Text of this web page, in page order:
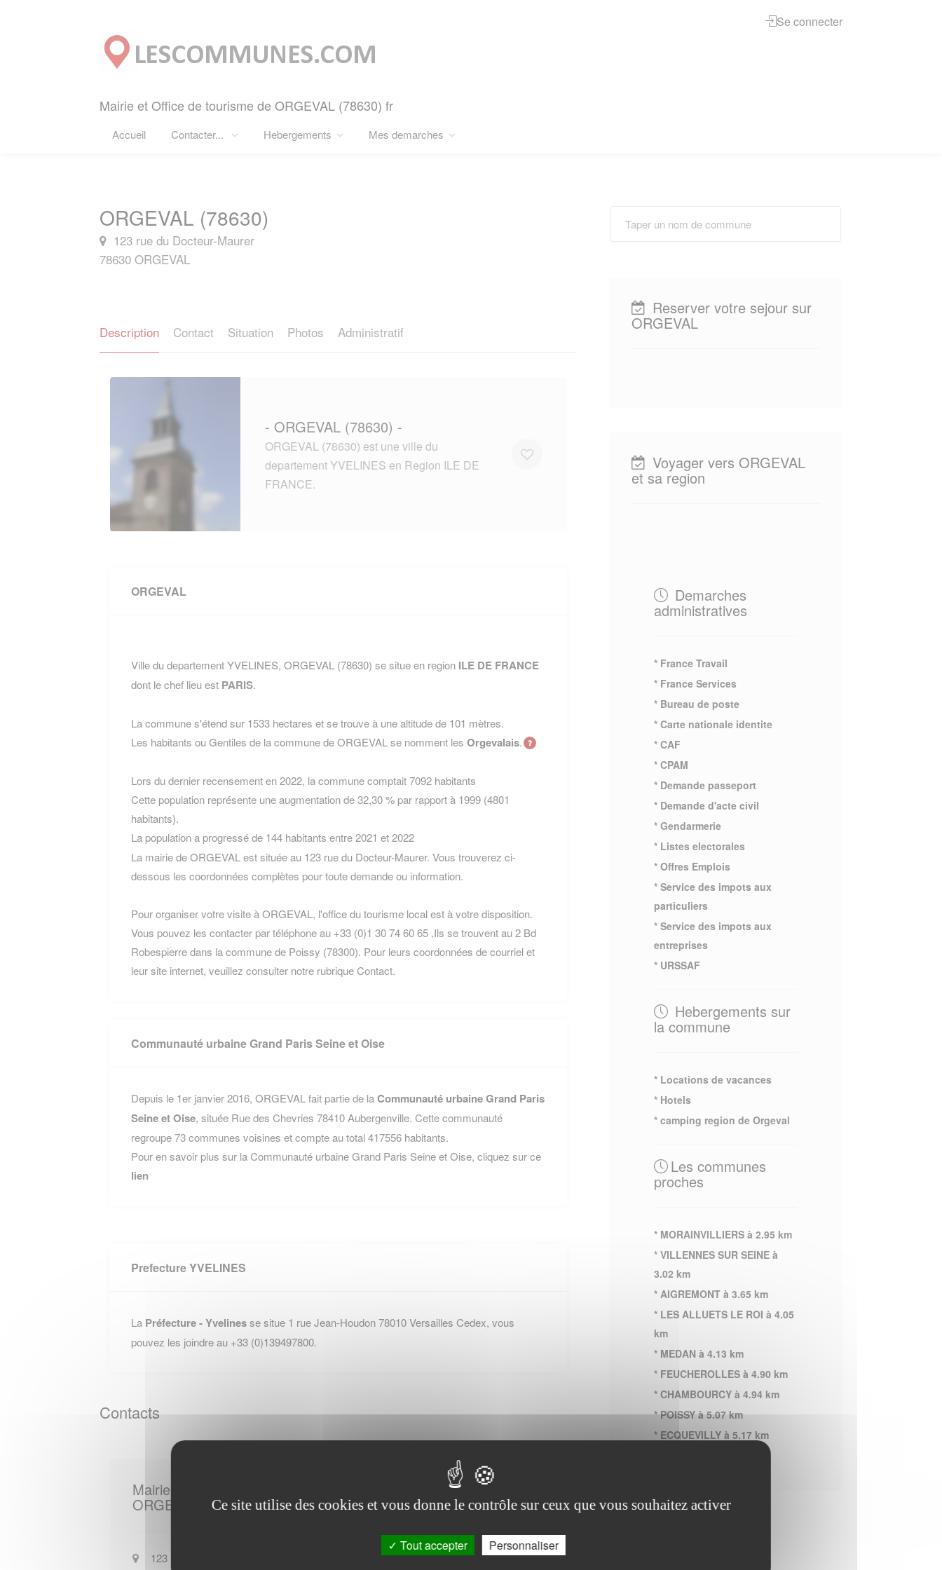
Mairie et Office de tourisme de ORGEVAL (78630) fr
Accueil Contacter... Hebergements Mes demarches
Se connecter
ORGEVAL (78630)
123 rue du Docteur-Maurer
78630 ORGEVAL
Description Contact Situation Photos Administratif
- ORGEVAL (78630) -
ORGEVAL (78630) est une ville du
departement YVELINES en Region ILE DE
FRANCE.
ORGEVAL
Ville du departement YVELINES, ORGEVAL (78630) se situe en region ILE DE FRANCE
dont le chef lieu est PARIS.
La commune s'étend sur 1533 hectares et se trouve à une altitude de 101 mètres.
Les habitants ou Gentiles de la commune de ORGEVAL se nomment les Orgevalais.
Lors du dernier recensement en 2022, la commune comptait 7092 habitants
Cette population représente une augmentation de 32,30 % par rapport à 1999 (4801
habitants).
La population a progressé de 144 habitants entre 2021 et 2022
La mairie de ORGEVAL est située au 123 rue du Docteur-Maurer. Vous trouverez ci-
dessous les coordonnées complètes pour toute demande ou information.
Pour organiser votre visite à ORGEVAL, l'office du tourisme local est à votre disposition.
Vous pouvez les contacter par téléphone au +33 (0)1 30 74 60 65 .Ils se trouvent au 2 Bd
Robespierre dans la commune de Poissy (78300). Pour leurs coordonnées de courriel et
leur site internet, veuillez consulter notre rubrique Contact.
Communauté urbaine Grand Paris Seine et Oise
Depuis le 1er janvier 2016, ORGEVAL fait partie de laCommunauté urbaine Grand Paris
Seine et Oise, située Rue des Chevries 78410 Aubergenville. Cette communauté
regroupe 73 communes voisines et compte au total 417556 habitants.
Pour en savoir plus sur la Communauté urbaine Grand Paris Seine et Oise, cliquez sur ce
lien
Prefecture YVELINES
La Préfecture - Yvelinesse situe 1 rue Jean-Houdon 78010 Versailles Cedex, vous
pouvez les joindre au +33 (0)139497800.
Contacts
Mairie de
ORGEVAL
123 rue du Docteur-Maurer
Office de tourisme de
Orgeval
2 Bd Robespierre
Reserver votre sejour sur
ORGEVAL
Voyager vers ORGEVAL
et sa region
Demarches
administratives
* France Travail
* France Services
* Bureau de poste
* Carte nationale identite
* CAF
* CPAM
* Demande passeport
* Demande d'acte civil
* Gendarmerie
* Listes electorales
* Offres Emplois
* Service des impots aux
particuliers
* Service des impots aux
entreprises
* URSSAF
Hebergements sur
la commune
* Locations de vacances
* Hotels
* camping region de Orgeval
Les communes
proches
* MORAINVILLIERS à 2.95 km
* VILLENNES SUR SEINE à
3.02 km
* AIGREMONT à 3.65 km
* LES ALLUETS LE ROI à 4.05
km
* MEDAN à 4.13 km
* FEUCHEROLLES à 4.90 km
* CHAMBOURCY à 4.94 km
* POISSY à 5.07 km
* ECQUEVILLY à 5.17 km
Ce site utilise des cookies et vous donne le contrôle sur ceux que vous souhaitez activer
Tout accepter Personnaliser